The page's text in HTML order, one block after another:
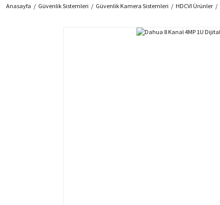
Anasayfa Güvenlik Sistemleri Güvenlik Kamera Sistemleri HDCVI Ürünler